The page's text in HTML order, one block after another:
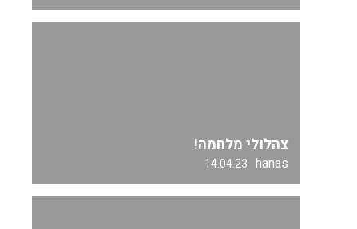
צהלולי מלחמה!
hanas
14.04.23